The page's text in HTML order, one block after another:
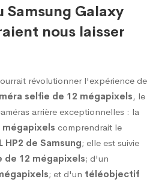
Samsung Galaxy
nous laisser
révolutionner l'expérience de
selfie de 12 mégapixels, le
arrière exceptionnelles : la
mégapixels comprendrait le
HP2 de Samsung; elle est suivie
de 12 mégapixels; d'un
; et d'un téléobjectif